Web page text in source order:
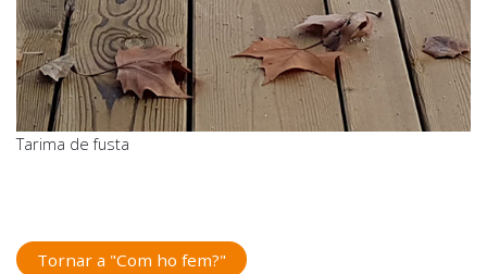
Tarima de fusta
Tornar a "Com ho fem?"